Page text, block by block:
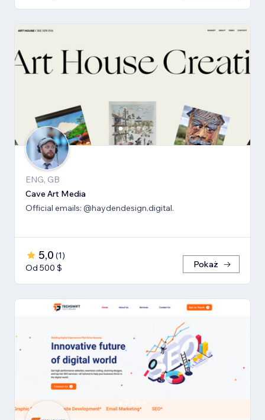
ENG, GB
Cave Art Media
Official emails: @haydendesign.digital.
5,0 (1)
Od 500 $
Pokaż